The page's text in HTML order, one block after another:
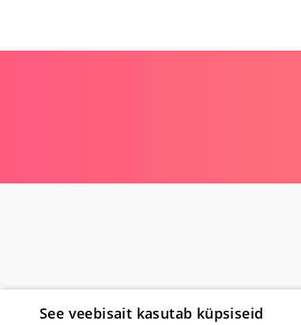
See veebisait kasutab küpsiseid